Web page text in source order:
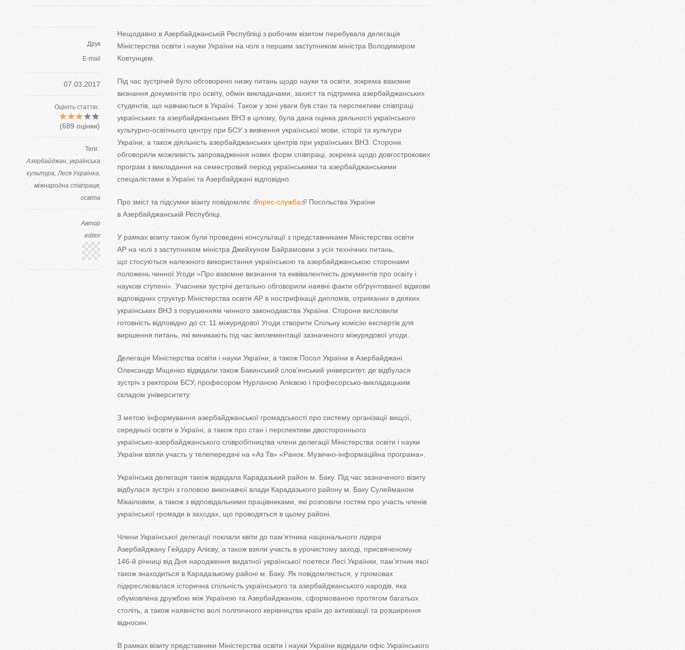
Друк
E-mail
07.03.2017
Оцініть статтю:
(689 оцінки)
Теги:
Азербайджан українська
культура Леся Українка
міжнародна співпраця
освіта
Автор
editor
Нещодавно в Азербайджанській Республіці з робочим візитом перебувала делегація
Міністерства освіти і науки України на чолі з першим заступником міністра Володимиром
Ковтунцем.
Під час зустрічей було обговорено низку питань щодо науки та освіти, зокрема взаємне
визнання документів про освіту, обмін викладачами, захист та підтримка азербайджанських
студентів, що навчаються в Україні. Також у зоні уваги був стан та перспективи співпраці
українських та азербайджанських ВНЗ в цілому, була дана оцінка діяльності українського
культурно-освітнього центру при БСУ з вивчення української мови, історії та культури
України, а також діяльність азербайджанських центрів при українських ВНЗ. Сторони
обговорили можливість запровадження нових форм співпраці, зокрема щодо довгострокових
програм з викладання на семестровий період українськими та азербайджанськими
спеціалістами в Україні та Азербайджані відповідно.
Про зміст та підсумки візиту повідомляє прес-служба
Посольства України
в Азербайджанській Республіці.
У рамках візиту також були проведені консультації з представниками Міністерства освіти
АР на чолі з заступником міністра Джейхуном Байрамовим з усіх технічних питань,
що стосуються належного використання українською та азербайджанською сторонами
положень чинної Угоди «Про взаємне визнання та еквівалентність документів про освіту і
наукові ступені» . Учасники зустрічі детально обговорили наявні факти обґрунтованої відмови
відповідних структур Міністерства освіти АР в нострифікації дипломів, отриманих в деяких
українських ВНЗ з порушенням чинного законодавства України. Сторони висловили
готовність відповідно до ст. 11 міжурядової Угоди створити Спільну комісію експертів для
вирішення питань, які виникають під час імплементації зазначеного міжурядової угоди.
Делегація Міністерства освіти і науки України, а також Посол України в Азербайджані
Олександр Міщенко відвідали також Бакинський слов’янський університет, де відбулася
зустріч з ректором БСУ, професором Нурланою Алієвою і професорсько-викладацьким
складом університету.
З метою інформування азербайджанської громадськості про систему організації вищої,
середньої освіти в Україні, а також про стан і перспективи двостороннього
українсько-азербайджанського співробітництва члени делегації Міністерства освіти і науки
України взяли участь у телепередачі на «Аз Тв» «Ранок. Музично-інформаційна програма»
Українська делегація також відвідала Карадазький район м. Баку. Під час зазначеного візиту
відбулася зустріч з головою виконавчої влади Карадазького району м. Баку Сулейманом
Мікаіловим, а також з відповідальними працівниками, які розповіли гостям про участь членів
української громади в заходах, що проводяться в цьому районі.
Члени Української делегації поклали квіти до пам’ятника національного лідера
Азербайджану Гейдару Алієву, а також взяли участь в урочистому заході, присвяченому
146-й річниці від Дня народження видатної української поетеси Лесі Українки, пам’ятник якої
також знаходиться в Карадазькому районі м. Баку. Як повідомляється, у промовах
підкреслювалася історична спільність українського та азербайджанського народів, яка
обумовлена дружбою між Україною та Азербайджаном, сформованою протягом багатьох
століть, а також наявністю волі політичного керівництва країн до активізації та розширення
відносин.
В рамках візиту представники Міністерства освіти і науки України відвідали офіс Українського
T
b
s